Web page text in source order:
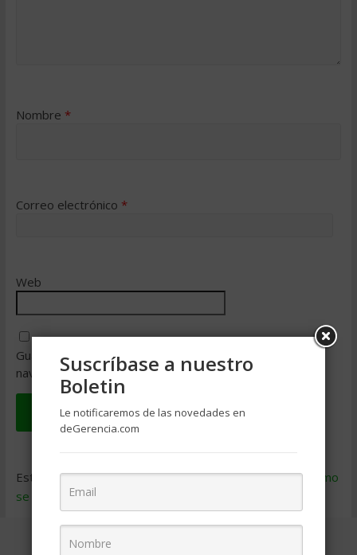
Nombre *
Correo electrónico *
Web
Guarda mi nombre, correo electrónico y web en este
navegador para la próxima vez que comente.
Este sitio usa Akismet para reducir el spam.Aprende cómo
se procesan los datos de tus comentarios
Suscríbase a nuestro
Boletin
Le notificaremos de las novedades en
deGerencia.com